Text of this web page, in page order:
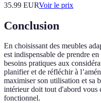
35.99 EURVoir le prix
Conclusion
En choisissant des meubles
est indispensable de prendre
besoins pratiques aux
planifier et de réfléchir à
maximiser son utilisation et sa
intérieur doit tout d'abord vous
fonctionnel.